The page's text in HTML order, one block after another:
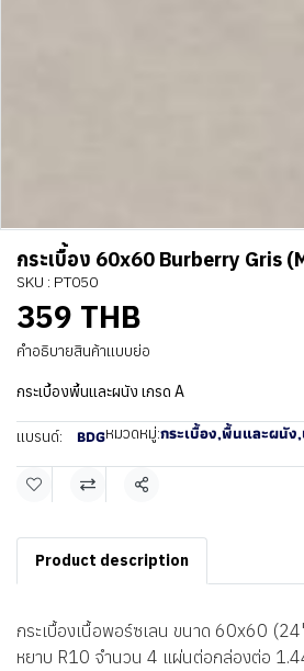
กระเบื้อง 60x60 Burberry Gris
SKU : PT050
359 THB
คำอธิบายสินค้าแบบย่อ
กระเบื้องพื้นและผนัง เกรด A
แบรนด์: BDGหมวดหมู่:กระเบื้อง,พื้นและผนัง,
แชร์
Product description
กระเบื้องเนื้อพอร์ซเลน ขนาด 60x60
หยาบ R10 จำนวน 4 แผ่นต่อกล่องต่อ